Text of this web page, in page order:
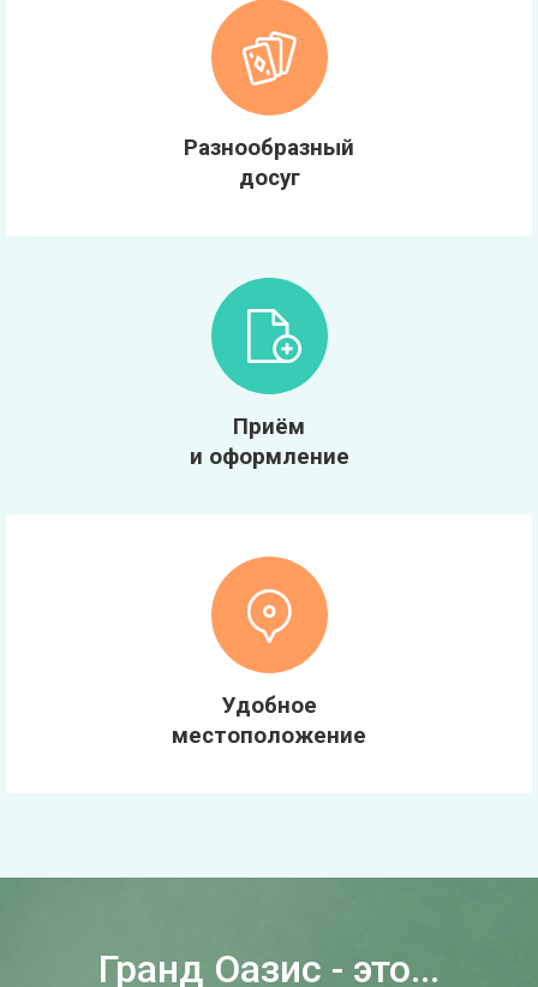
Разнообразный
досуг
Приём
и оформление
Удобное
местоположение
Гранд Оазис - это...